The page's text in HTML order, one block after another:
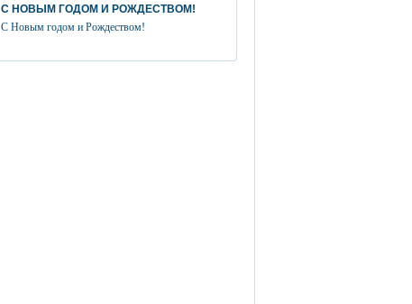
С НОВЫМ ГОДОМ И РОЖДЕСТВОМ!
С Новым годом и Рождеством!